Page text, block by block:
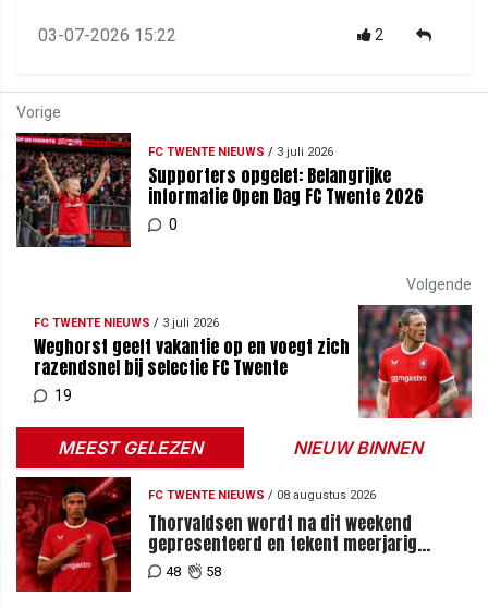
03-07-2026 15:22 2
Vorige
FC TWENTE NIEUWS / 3 juli 2026
Supporters opgelet: Belangrijke
informatie Open Dag FC Twente 2026
0
Volgende
FC TWENTE NIEUWS / 3 juli 2026
Weghorst geeft vakantie op en voegt zich
razendsnel bij selectie FC Twente
19
MEEST GELEZEN NIEUW BINNEN
FC TWENTE NIEUWS / 08 augustus 2026
Thorvaldsen wordt na dit weekend
gepresenteerd en tekent meerjarig
contract bij FC Twente
48 58